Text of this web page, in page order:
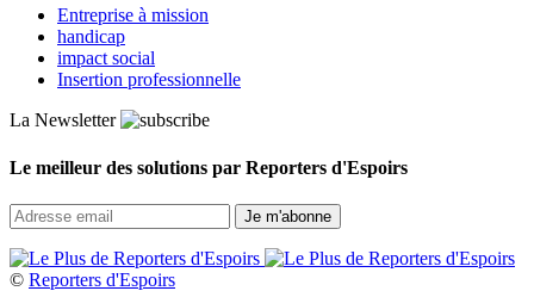
Entreprise à mission
handicap
impact social
Insertion professionnelle
La Newsletter
Le meilleur des solutions par Reporters d'Espoirs
© Reporters d'Espoirs